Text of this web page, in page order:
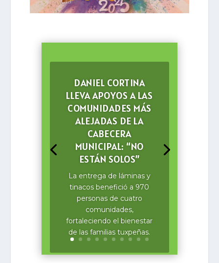
DANIEL CORTINA
LLEVA APOYOS A LAS
COMUNIDADES MÁS
ALEJADAS DE LA
CABECERA
MUNICIPAL: “NO
ESTÁN SOLOS”
La entrega de láminas y
tinacos benefició a 970
personas de cuatro
comunidades,
fortaleciendo el bienestar
de las familias tuxpeñas.